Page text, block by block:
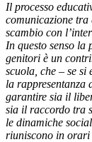
Il processo
comunicazione tra
scambio con
In questo senso la
genitori è un
scuola, che – se si
la rappresentanza
garantire sia il
sia il raccordo tra
le dinamiche
riuniscono in orari